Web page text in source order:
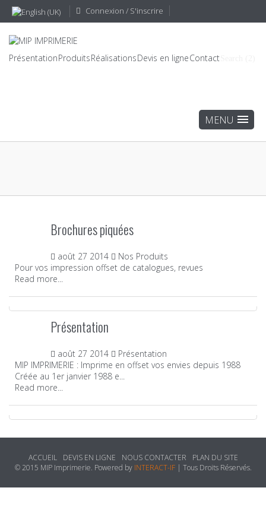
Connexion / S'inscrire
PrésentationProduitsRéalisationsDevis en ligneContact
Brochures piquées
août 27 2014
Nos Produits
Pour vos impression offset de catalogues, revues
Read more...
Présentation
août 27 2014
Présentation
MIP IMPRIMERIE : Imprime en offset vos envies depuis 1988
Créée au 1er janvier 1988 e...
Read more...
ACCUEIL DEVIS EN LIGNE NOUS CONTACTER
PLAN DU SITE
© 2015 MIP Imprimerie. Powered by INTERACT-IF| Tous Droits Réservés.